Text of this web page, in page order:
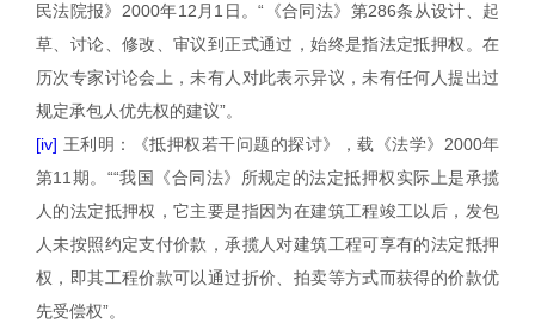
民法院报》 2000年12 月 1 日。“《合同法》第286条从设计、起
草、讨论、修改、审议到正式通过，始终是指法定抵押权。在
历次专家讨论会上，未有人对此表示异议，未有任何人提出过
规定承包人优先权的建议”。
[iv] 王利明：《抵押权若干问题的探讨》，载《法学》 2000年
第11 期。““我国《合同法》所规定的法定抵押权实际上是承揽
人的法定抵押权，它主要是指因为在建筑工程竣工以后，发包
人未按照约定支付价款，承揽人对建筑工程可享有的法定抵押
权，即其工程价款可以通过折价、拍卖等方式而获得的价款优
先受偿权”。